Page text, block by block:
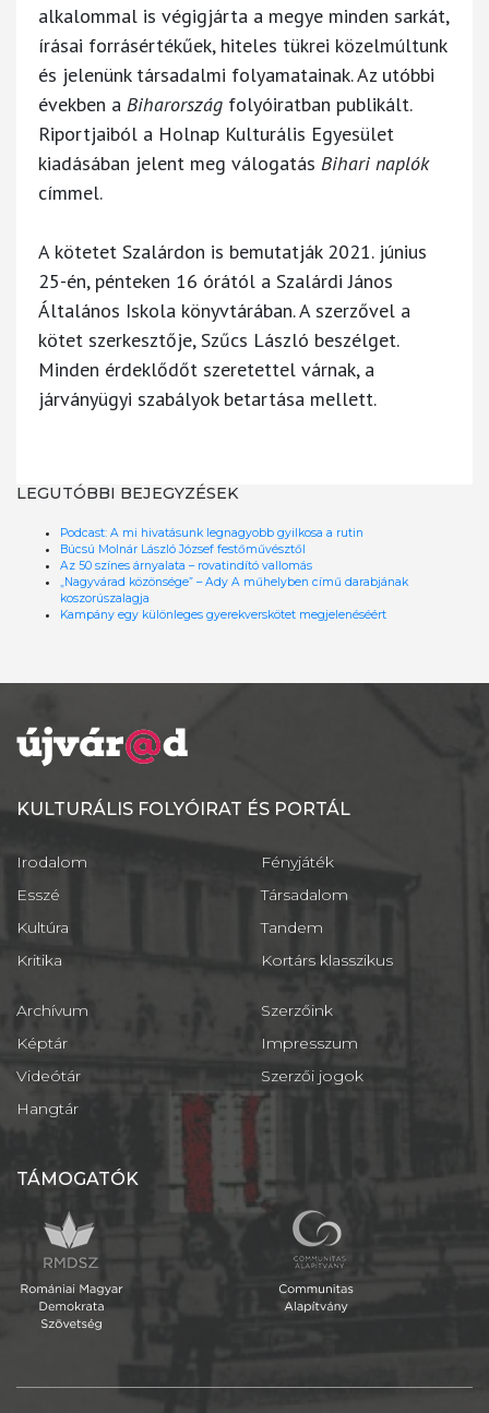
alkalommal is végigjárta a megye minden sarkát,
írásai forrásértékűek, hiteles tükrei közelmúltunk
és jelenünk társadalmi folyamatainak. Az utóbbi
években a Biharország folyóiratban publikált.
Riportjaiból a Holnap Kulturális Egyesület
kiadásában jelent meg válogatás Bihari naplók
címmel.
A kötetet Szalárdon is bemutatják 2021. június
25-én, pénteken 16 órától a Szalárdi János
Általános Iskola könyvtárában. A szerzővel a
kötet szerkesztője, Szűcs László beszélget.
Minden érdeklődőt szeretettel várnak, a
járványügyi szabályok betartása mellett.
LEGUTÓBBI BEJEGYZÉSEK
Podcast: A mi hivatásunk legnagyobb gyilkosa a rutin
Búcsú Molnár László József festőművésztől
Az 50 színes árnyalata – rovatindító vallomás
„Nagyvárad közönsége” – Ady A műhelyben című darabjának
koszorúszalagja
Kampány egy különleges gyerekverskötet megjelenéséért
KULTURÁLIS FOLYÓIRAT ÉS PORTÁL
Irodalom
Esszé
Kultúra
Kritika
Fényjáték
Társadalom
Tandem
Kortárs klasszikus
Archívum
Képtár
Videótár
Hangtár
Szerzőink
Impresszum
Szerzői jogok
TÁMOGATÓK